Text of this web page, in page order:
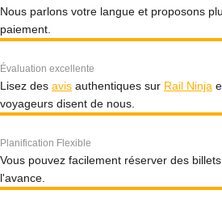
Nous parlons votre langue et proposons
paiement.
Évaluation excellente
Lisez des avis authentiques sur Rail Ninja
voyageurs disent de nous.
Planification Flexible
Vous pouvez facilement réserver des
l'avance.